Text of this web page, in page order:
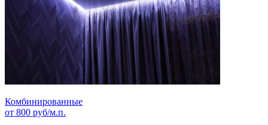
Комбинированные
от 800 руб/м.п.